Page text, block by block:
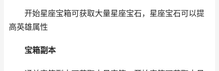
开始星座宝箱可获取大量星座宝石，星座宝石可以提
高英雄属性
宝箱副本